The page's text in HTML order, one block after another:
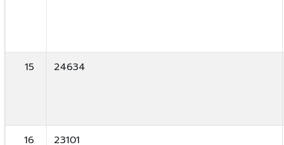
15 24634
16 23101